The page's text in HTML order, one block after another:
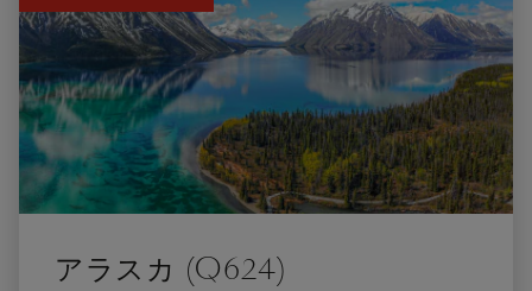
アラスカ (Q624)